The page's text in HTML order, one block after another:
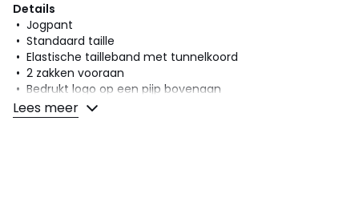
Details
• Jogpant
• Standaard taille
• Elastische tailleband met tunnelkoord
• 2 zakken vooraan
• Bedrukt logo op een pijp bovenaan
• Aangetrokken ribboord onderaan de pijpen
• Zacht molton
Lees meer